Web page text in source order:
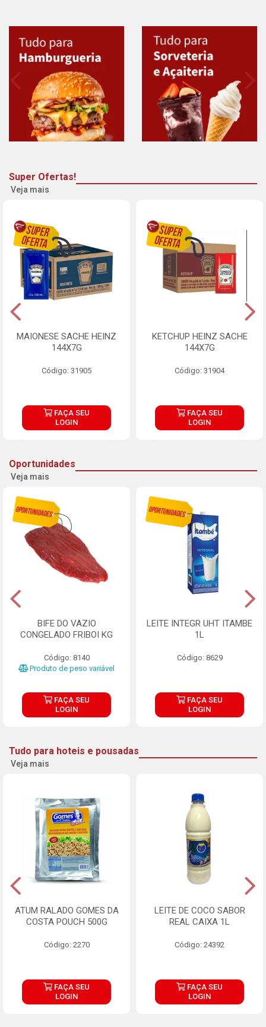
Super Ofertas!
Veja mais
MAIONESE SACHE HEINZ
144X7G
Código: 31905
FAÇA SEU
LOGIN
KETCHUP HEINZ SACHE
144X7G
Código: 31904
FAÇA SEU
LOGIN
Oportunidades
Veja mais
BIFE DO VAZIO
CONGELADO FRIBOI KG
Código: 8140
Produto de peso variável
FAÇA SEU
LOGIN
LEITE INTEGR UHT ITAMBE
1L
Código: 8629
FAÇA SEU
LOGIN
Tudo para hoteis e pousadas
Veja mais
ATUM RALADO GOMES DA
COSTA POUCH 500G
Código: 2270
FAÇA SEU
LOGIN
LEITE DE COCO SABOR
REAL CAIXA 1L
Código: 24392
FAÇA SEU
LOGIN